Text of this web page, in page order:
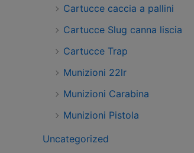
Cartucce caccia a pallini
Cartucce Slug canna liscia
Cartucce Trap
Munizioni 22lr
Munizioni Carabina
Munizioni Pistola
Uncategorized